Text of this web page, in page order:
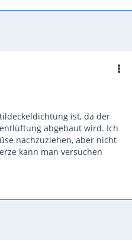
ist, da der
abgebaut wird. Ich
nachzuziehen, aber nicht
kann man versuchen